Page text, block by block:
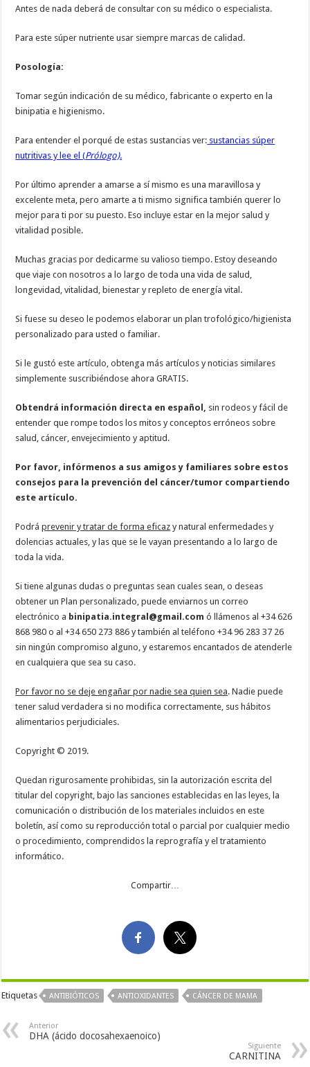
Antes de nada deberá de consultar con su médico o especialista.
Para este súper nutriente usar siempre marcas de calidad.
Posología:
Tomar según indicación de su médico, fabricante o experto en la
binipatia e higienismo.
Para entender el porqué de estas sustancias ver: sustancias súper
nutritivas y lee el (Prólogo).
Por último aprender a amarse a sí mismo es una maravillosa y
excelente meta, pero amarte a ti mismo significa también querer lo
mejor para ti por su puesto. Eso incluye estar en la mejor salud y
vitalidad posible.
Muchas gracias por dedicarme su valioso tiempo. Estoy deseando
que viaje con nosotros a lo largo de toda una vida de salud,
longevidad, vitalidad, bienestar y repleto de energía vital.
Si fuese su deseo le podemos elaborar un plan trofológico/higienista
personalizado para usted o familiar.
Si le gustó este artículo, obtenga más artículos y noticias similares
simplemente suscribiéndose ahora GRATIS.
Obtendrá información directa en español, sin rodeos y fácil de
entender que rompe todos los mitos y conceptos erróneos sobre
salud, cáncer, envejecimiento y aptitud.
Por favor, infórmenos a sus amigos y familiares sobre estos
consejos para la prevención del cáncer/tumor compartiendo
este artículo.
Podráprevenir y tratar de forma eficaz y natural enfermedades y
dolencias actuales, y las que se le vayan presentando a lo largo de
toda la vida.
Si tiene algunas dudas o preguntas sean cuales sean, o deseas
obtener un Plan personalizado, puede enviarnos un correo
electrónico a binipatia.integral@gmail.com ó llámenos al +34 626
868 980 o al +34 650 273 886 y también al teléfono +34 96 283 37 26
sin ningún compromiso alguno, y estaremos encantados de atenderle
en cualquiera que sea su caso.
Por favor no se deje engañar por nadie sea quien sea. Nadie puede
tener salud verdadera si no modifica correctamente, sus hábitos
alimentarios perjudiciales.
Copyright © 2019.
Quedan rigurosamente prohibidas, sin la autorización escrita del
titular del copyright, bajo las sanciones establecidas en las leyes, la
comunicación o distribución de los materiales incluidos en este
boletín, así como su reproducción total o parcial por cualquier medio
o procedimiento, comprendidos la reprografía y el tratamiento
informático.
Compartir…
Etiquetas ANTIBIÓTICOS ANTIOXIDANTES CÁNCER DE MAMA
Anterior
DHA (ácido docosahexaenoico)
Siguiente
CARNITINA